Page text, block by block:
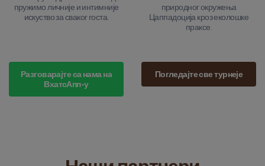
пружимо личније и интимније
искуство за сваког госта.
природног окружења
Цаппадоција кроз еколошке
праксе.
Разговарајте са нама на
ВхатсАпп-у
Погледајте све турнеје